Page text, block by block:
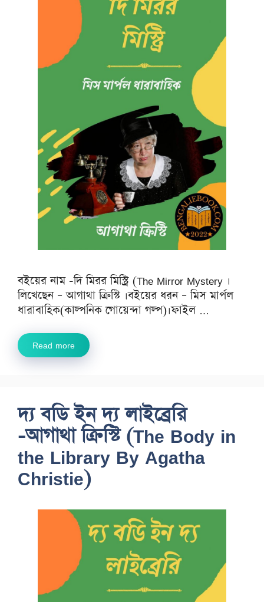
বইয়ের নাম -দি মিরর মিস্ট্রি (The Mirror Mystery ।
লিখেছেন – আগাথা ক্রিস্টি ।বইয়ের ধরন – মিস মার্পল
ধারাবাহিক(কাল্পনিক গোয়েন্দা গল্প)।ফাইল …
Read more
দ্য বডি ইন দ্য লাইব্রেরি
-আগাথা ক্রিস্টি (The Body in
the Library By Agatha
Christie)